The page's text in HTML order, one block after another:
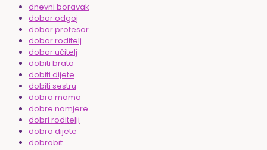
dnevni boravak
dobar odgoj
dobar profesor
dobar roditelj
dobar učitelj
dobiti brata
dobiti dijete
dobiti sestru
dobra mama
dobre namjere
dobri roditelji
dobro dijete
dobrobit